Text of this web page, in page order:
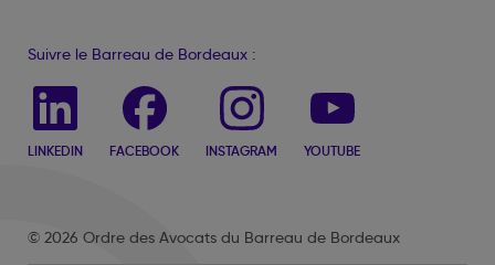
Suivre le Barreau de Bordeaux :
LINKEDIN FACEBOOK INSTAGRAM YOUTUBE
© 2026 Ordre des Avocats du Barreau de Bordeaux